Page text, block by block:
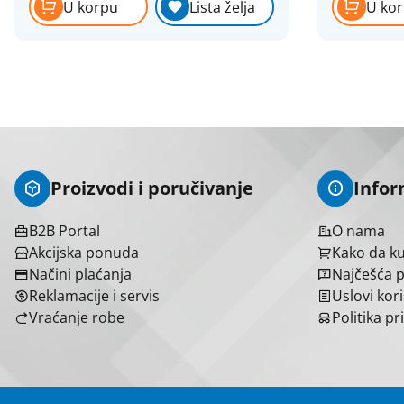
Razvodni ormani
U korpu Lista želja U
Proizvodi i poručivanje
B2B Portal
Akcijska ponuda
Načini plaćanja
Reklamacije i servis
Vraćanje robe
O nama
Kako da
Najčešća
Uslovi
Politika